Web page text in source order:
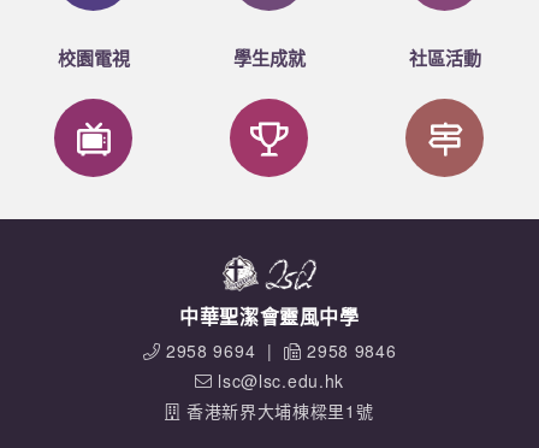
校園電視 學生成就 社區活動
中華聖潔會靈風中學
2958 9694 |
2958 9846
lsc@lsc.edu.hk
香港新界大埔棟樑里1號